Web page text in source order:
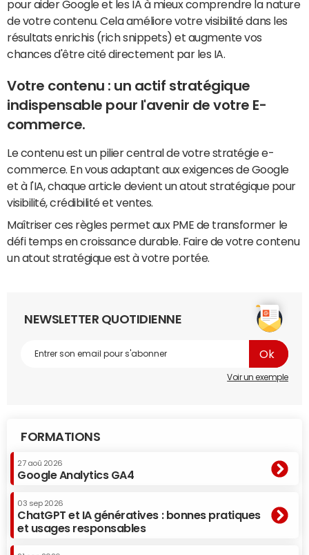
pour aider Google et les IA à mieux comprendre la nature
de votre contenu. Cela améliore votre visibilité dans les
résultats enrichis (rich snippets) et augmente vos
chances d'être cité directement par les IA.
Votre contenu : un actif stratégique
indispensable pour l'avenir de votre E-
commerce.
Le contenu est un pilier central de votre stratégie e-
commerce. En vous adaptant aux exigences de Google
et à l'IA, chaque article devient un atout stratégique pour
visibilité, crédibilité et ventes.
Maîtriser ces règles permet aux PME de transformer le
défi temps en croissance durable. Faire de votre contenu
un atout stratégique est à votre portée.
NEWSLETTER QUOTIDIENNE
Voir un exemple
FORMATIONS
27 aoû 2026
Google Analytics GA4
03 sep 2026
ChatGPT et IA génératives : bonnes pratiques
et usages responsables